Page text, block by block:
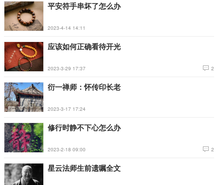
平安符手串坏了怎么办
2023-4-14 14:11
应该如何正确看待开光
2023-3-29 17:37 2
衍一禅师：怀传印长老
2023-3-17 17:24
修行时静不下心怎么办
2023-2-18 09:00 2
星云法师生前遗嘱全文